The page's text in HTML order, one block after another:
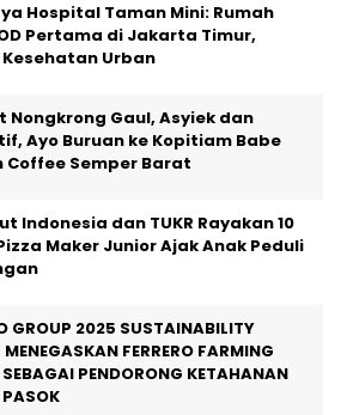
Hospital Taman Mini: Rumah
Pertama di Jakarta Timur,
Urban
Nongkrong Gaul, Asyiek dan
Ayo Buruan ke Kopitiam Babe
Coffee Semper Barat
Indonesia dan TUKR Rayakan 10
Maker Junior Ajak Anak Peduli
GROUP 2025 SUSTAINABILITY
MENEGASKAN FERRERO FARMING
PENDORONG KETAHANAN